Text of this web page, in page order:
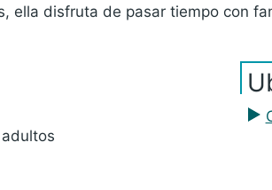
ella disfruta de pasar tiempo con